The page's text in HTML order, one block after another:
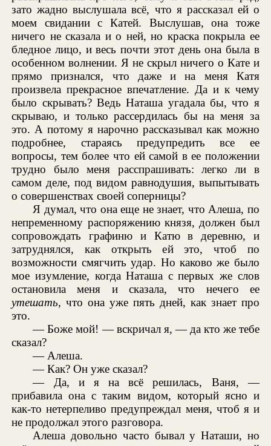
зато жадно выслушала всё, что я рассказал ей о
моем свидании с Катей. Выслушав, она тоже
ничего не сказала и о ней, но краска покрыла ее
бледное лицо, и весь почти этот день она была в
особенном волнении. Я не скрыл ничего о Кате и
прямо признался, что даже и на меня Катя
произвела прекрасное впечатление. Да и к чему
было скрывать? Ведь Наташа угадала бы, что я
скрываю, и только рассердилась бы на меня за
это. А потому я нарочно рассказывал как можно
подробнее, стараясь предупредить все ее
вопросы, тем более что ей самой в ее положении
трудно было меня расспрашивать: легко ли в
самом деле, под видом равнодушия, выпытывать
о совершенствах своей соперницы?
Я думал, что она еще не знает, что Алеша, по
непременному распоряжению князя, должен был
сопровождать графиню и Катю в деревню, и
затруднялся, как открыть ей это, чтоб по
возможности смягчить удар. Но каково же было
мое изумление, когда Наташа с первых же слов
остановила меня и сказала, что нечего ее
утешать, что она уже пять дней, как знает про
это.
— Боже мой! — вскричал я, — да кто же тебе
сказал?
— Алеша.
— Как? Он уже сказал?
— Да, и я на всё решилась, Ваня, —
прибавила она с таким видом, который ясно и
как-то нетерпеливо предупреждал меня, чтоб я и
не продолжал этого разговора.
Алеша довольно часто бывал у Наташи, но